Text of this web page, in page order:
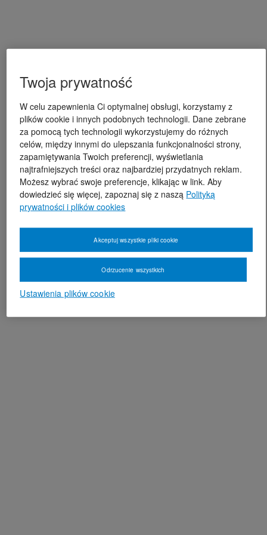
Twoja prywatność
W celu zapewnienia Ci optymalnej obsługi, korzystamy z
plików cookie i innych podobnych technologii. Dane zebrane
za pomocą tych technologii wykorzystujemy do różnych
celów, między innymi do ulepszania funkcjonalności strony,
zapamiętywania Twoich preferencji, wyświetlania
najtrafniejszych treści oraz najbardziej przydatnych reklam.
Możesz wybrać swoje preferencje, klikając w link. Aby
dowiedzieć się więcej, zapoznaj się z naszą Polityką
prywatności i plików cookies
Ustawienia plików cookie
Odrzucenie wszystkich
Akceptuj wszystkie pliki cookie